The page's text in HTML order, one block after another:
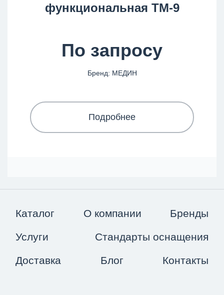
функциональная ТМ-9
По запросу
Бренд: МЕДИН
Подробнее
Каталог О компании Бренды
Услуги Стандарты оснащения
Доставка Блог Контакты